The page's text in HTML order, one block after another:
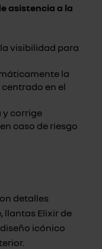
asistencia a la
visibilidad para
la
en el
y corrige
caso de riesgo
detalles
llantas Elixir de
icónico